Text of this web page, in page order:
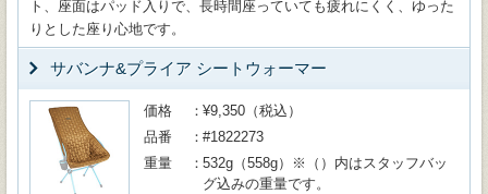
ト、座面はパッド入りで、長時間座っていても疲れにくく、ゆった
りとした座り心地です。
サバンナ&プライア シートウォーマー
価格
¥9,350（税込）
品番
#1822273
重量
532g（558g）※（）内はスタッフバッ
グ込みの重量です。